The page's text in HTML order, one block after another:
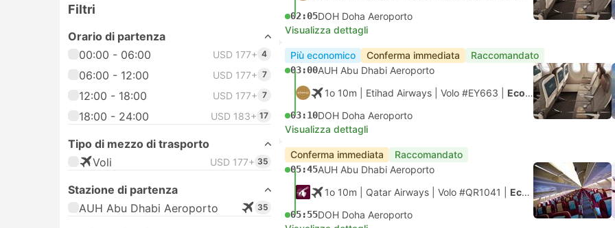
Filtri
Orario di partenza
00:00 - 06:00
USD 177+ 4
06:00 - 12:00 USD 177+ 7
12:00 - 18:00 USD 177+ 7
18:00 - 24:00 USD 183+ 17
Tipo di mezzo di trasporto
Voli
USD 177+ 35
Stazione di partenza
AUH Abu Dhabi Aeroporto
35
02:05DOH Doha Aeroporto
Visualizza dettagli
Più economico Conferma immediata Raccomandato
03:00AUH Abu Dhabi Aeroporto
1o 10m | Etihad Airways Volo #EY663 Economy
03:10DOH Doha Aeroporto
Visualizza dettagli
Conferma immediata Raccomandato
05:45AUH Abu Dhabi Aeroporto
1o 10m | Qatar Airways Volo #QR1041 Economy
05:55DOH Doha Aeroporto